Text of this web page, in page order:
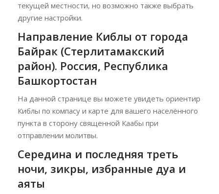
текущей местности, но возможно также выбрать
другие настройки.
Направление Киблы от города
Байрак (Стерлитамакский
район). Россия, Республика
Башкортостан
На данной странице вы можете увидеть ориентир
Киблы по компасу и карте для вашего населённого
пункта в сторону священной Каабы при
отправлении молитвы.
Середина и последняя треть
ночи, зикры, избранные дуа и
аяты